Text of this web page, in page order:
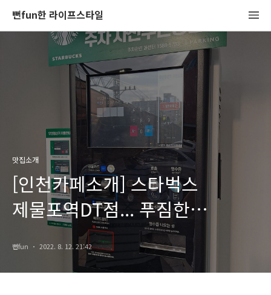
뻔fun한 라이프스타일
맛집소개
[인천카페소개] 스타벅스
제물포역DT점... 푸짐한
사이드메뉴, 주차 사전무인정산기
뻔fun 2022. 8. 12. 21:42